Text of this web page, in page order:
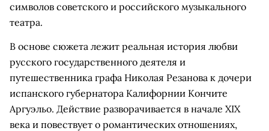
символов советского и российского музыкального
театра.
В основе сюжета лежит реальная история любви
русского государственного деятеля и
путешественника графа Николая Резанова к дочери
испанского губернатора Калифорнии Кончите
Аргуэльо. Действие разворачивается в начале XIX
века и повествует о романтических отношениях,